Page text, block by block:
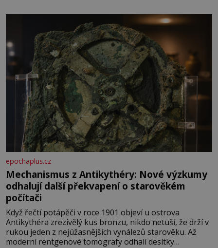
epochaplus.cz
Mechanismus z Antikythéry: Nové výzkumy
odhalují další překvapení o starověkém
počítači
Když řečtí potápěči v roce 1901 objeví u ostrova
Antikythéra zrezivělý kus bronzu, nikdo netuší, že drží v
rukou jeden z nejúžasnějších vynálezů starověku. Až
moderní rentgenové tomografy odhalí desítky